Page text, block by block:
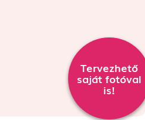
Tervezhető
saját fotóval
is!